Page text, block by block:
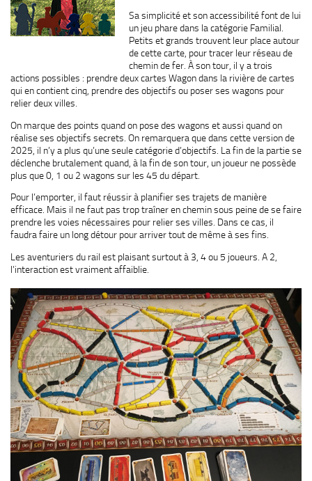
Sa simplicité et son accessibilité font de lui
un jeu phare dans la catégorie Familial.
Petits et grands trouvent leur place autour
de cette carte, pour tracer leur réseau de
chemin de fer. À son tour, il y a trois
actions possibles : prendre deux cartes Wagon dans la rivière de cartes
qui en contient cinq, prendre des objectifs ou poser ses wagons pour
relier deux villes.
On marque des points quand on pose des wagons et aussi quand on
réalise ses objectifs secrets. On remarquera que dans cette version de
2025, il n’y a plus qu’une seule catégorie d’objectifs. La fin de la partie se
déclenche brutalement quand, à la fin de son tour, un joueur ne possède
plus que 0, 1 ou 2 wagons sur les 45 du départ.
Pour l’emporter, il faut réussir à planifier ses trajets de manière
efficace. Mais il ne faut pas trop traîner en chemin sous peine de se faire
prendre les voies nécessaires pour relier ses villes. Dans ce cas, il
faudra faire un long détour pour arriver tout de même à ses fins.
Les aventuriers du rail est plaisant surtout à 3, 4 ou 5 joueurs. A 2,
l’interaction est vraiment affaiblie.